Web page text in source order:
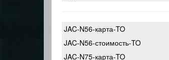
JAC-N56-карта-TO
JAC-N56-стоимость-TO
JAC-N75-карта-TO